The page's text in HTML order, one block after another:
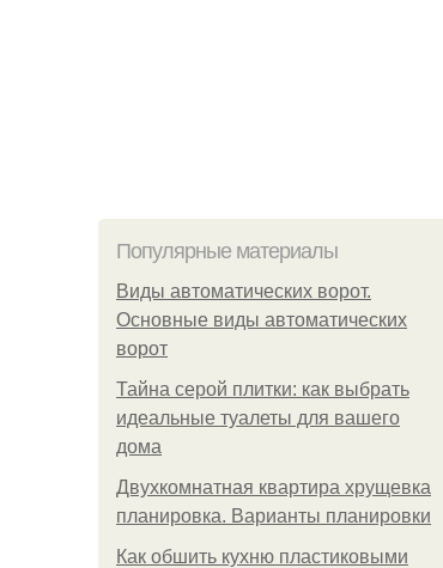
Популярные материалы
Виды автоматических ворот.
Основные виды автоматических
ворот
Тайна серой плитки: как выбрать
идеальные туалеты для вашего
дома
Двухкомнатная квартира хрущевка
планировка. Варианты планировки
Как обшить кухню пластиковыми